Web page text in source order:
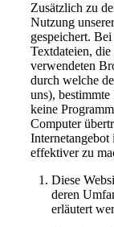
Zusätzlich zu
Nutzung
gespeichert.
Textdateien,
verwendeten
durch welche
uns),
keine
Computer
Internetangebot
effektiver zu
Diese
deren
erläutert